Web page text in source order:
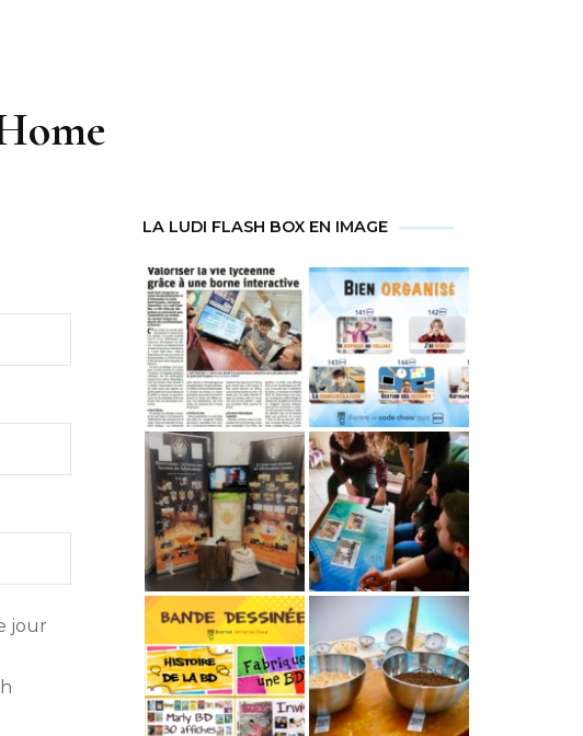
jour
LA LUDI FLASH BOX EN IMAGE